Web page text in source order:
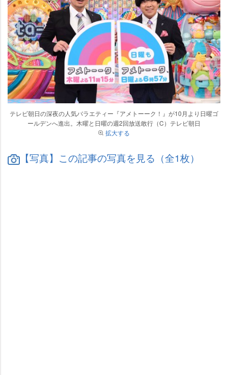
テレビ朝日の深夜の人気バラエティー『アメトーーク！』が10月より日曜ゴ
ールデンへ進出。木曜と日曜の週2回放送敢行（C）テレビ朝日
拡大する
【写真】この記事の写真を見る（全1枚）